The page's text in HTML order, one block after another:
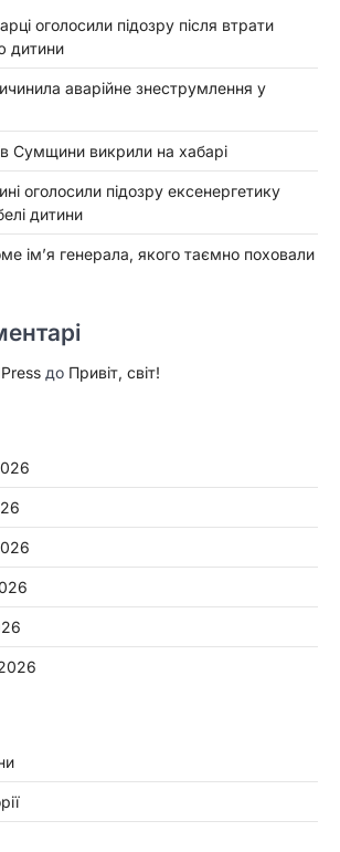
оголосили підозру після втрати
дитини
аварійне знеструмлення у
Сумщини викрили на хабарі
оголосили підозру ексенергетику
дитини
ім’я генерала, якого таємно поховали
до Привіт, світ!